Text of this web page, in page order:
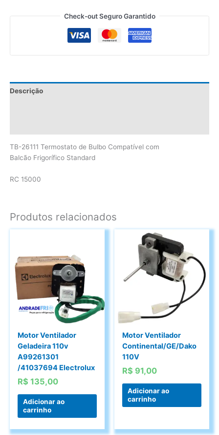
Check-out Seguro Garantido
Descrição
TB-26111 Termostato de Bulbo Compatível com
Balcão Frigorífico Standard
RC 15000
Produtos relacionados
Motor Ventilador
Geladeira 110v
A99261301
/41037694 Electrolux
R$ 135,00
Adicionar ao
carrinho
Motor Ventilador
Continental/GE/Dako
110V
R$ 91,00
Adicionar ao
carrinho